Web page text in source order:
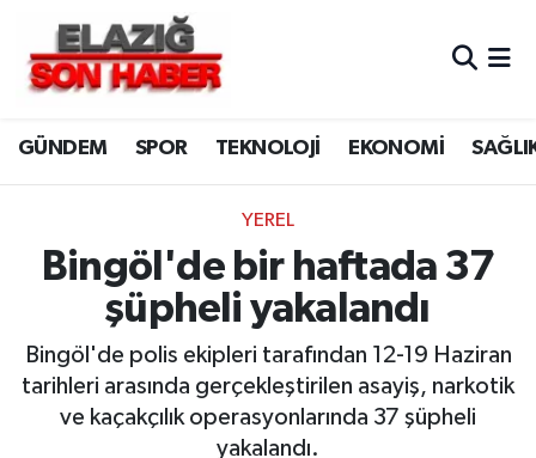
GÜNDEM SPOR TEKNOLOJİ EKONOMİ
YEREL
Bingöl'de bir haftada 37
şüpheli yakalandı
Bingöl'de polis ekipleri tarafından 12-19 Haziran
tarihleri arasında gerçekleştirilen asayiş, narkotik
ve kaçakçılık operasyonlarında 37 şüpheli
yakalandı.
CANLI YAYIN
ASAYİŞ
BİLİM VE TEKNOLOJİ
DÜNYA
EĞİTİM
EKONOMİ
Merkez Hava Durumu
Merkez Trafik Yoğunluk Haritası
Süper Lig Puan Durumu ve Fikstür
Tüm Manşetler
Son Dakika Haberleri
Haber Arşivi